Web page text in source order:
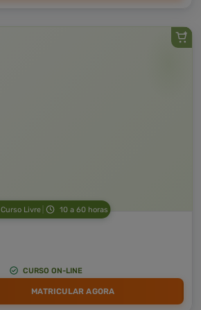
Curso Livre 10 a 60 horas
CURSO ON-LINE
MATRICULAR AGORA